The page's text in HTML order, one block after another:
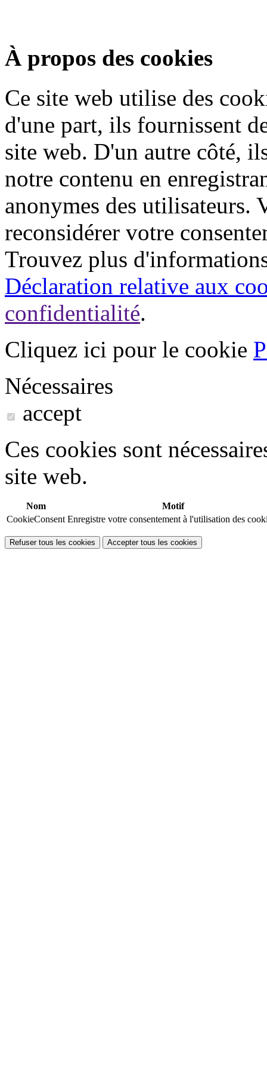
À propos des cookies
Ce site web utilise des
d'une part, ils fournissent
site web. D'un autre côté,
notre contenu en
anonymes des utilisateurs.
reconsidérer votre
Trouvez plus
Déclaration relative aux
confidentialité.
Cliquez ici pour le cookie
Nécessaires
accept
Ces cookies sont
site web.
Nom
Motif
CookieConsent Enregistre votre consentement à l'utilisation des
Refuser tous les cookies Accepter tous les cookies